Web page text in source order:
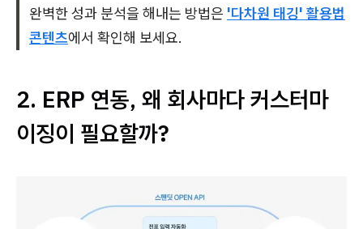
완벽한 성과 분석을 해내는 방법은 '다차원 태깅' 활용법
콘텐츠에서 확인해 보세요.
2. ERP 연동, 왜 회사마다 커스터마
이징이 필요할까?